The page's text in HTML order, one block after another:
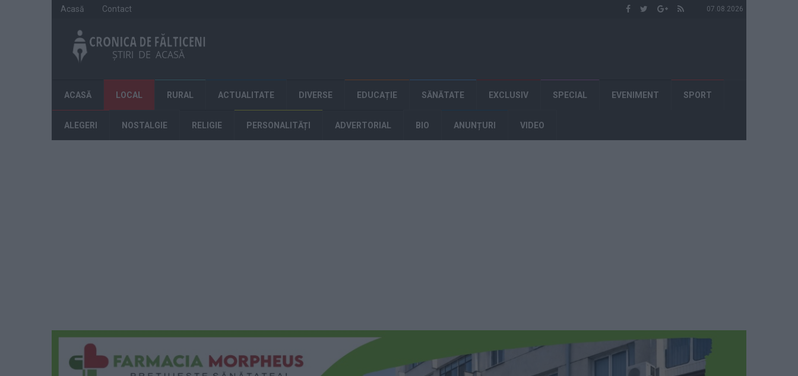
07.08.2026
Acasă Contact
ACASĂ LOCAL RURAL ACTUALITATE DIVERSE EDUCAȚIE SĂNĂTATE EXCLUSIV SPECIAL EVENIMENT SPORT
ALEGERI NOSTALGIE RELIGIE PERSONALITĂȚI ADVERTORIAL BIO ANUNȚURI VIDEO